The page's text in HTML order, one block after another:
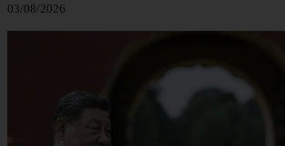
03/08/2026